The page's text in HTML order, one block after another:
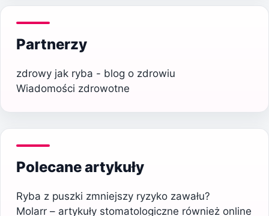
Partnerzy
zdrowy jak ryba - blog o zdrowiu
Wiadomości zdrowotne
Polecane artykuły
Ryba z puszki zmniejszy ryzyko zawału?
Molarr – artykuły stomatologiczne również online